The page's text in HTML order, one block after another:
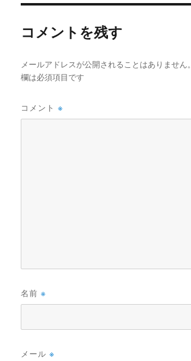
コメントを残す
メールアドレスが公開されることはありません。
欄は必須項目です
コメント※
名前※
メール※